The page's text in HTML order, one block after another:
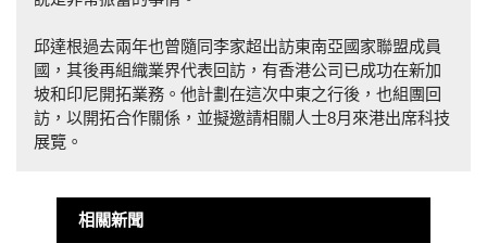
邱達根過去兩年也曾隨同李家超出訪東南亞國家聯盟成員
國，其後再組織業界代表回訪，有香港公司已成功在新加
坡和印尼開拓業務。他計劃在這次中東之行後，也組團回
訪，以開拓合作關係，並擬邀請相關人士8月來港出席科技
展覽。
相關新聞